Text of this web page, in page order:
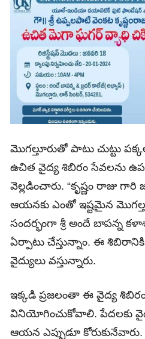
మొగల్తూరుతో పాటు చుట్టు
ఉచిత వైద్య శిబిరం సేవలను
వెల్లడించారు. “కృష్ణం రాజు
ఆయనకు ఎంతో ఇష్టమైన
సందర్భంగా శ్రీ అందే బాపన్న
ఏర్పాటు చేస్తున్నాం. ఈ
వైద్యులు వస్తున్నారు.
ఇక్కడి ప్రజలంతా ఈ వైద్య
వినియోగించుకోవాలి. పేదలకు
ఆయన ఎప్పుడూ కోరుకునేవారు.